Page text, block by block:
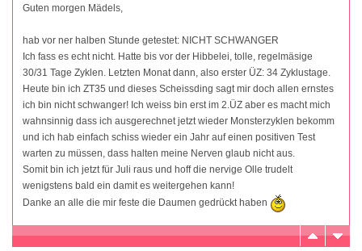
Guten morgen Mädels,
hab vor ner halben Stunde getestet: NICHT SCHWANGER
Ich fass es echt nicht. Hatte bis vor der Hibbelei, tolle, regelmäsige
30/31 Tage Zyklen. Letzten Monat dann, also erster ÜZ: 34 Zyklustage.
Heute bin ich ZT35 und dieses Scheissding sagt mir doch allen ernstes
ich bin nicht schwanger! Ich weiss bin erst im 2.ÜZ aber es macht mich
wahnsinnig dass ich ausgerechnet jetzt wieder Monsterzyklen bekomm
und ich hab einfach schiss wieder ein Jahr auf einen positiven Test
warten zu müssen, dass halten meine Nerven glaub nicht aus.
Somit bin ich jetzt für Juli raus und hoff die nervige Olle trudelt
wenigstens bald ein damit es weitergehen kann!
Danke an alle die mir feste die Daumen gedrückt haben